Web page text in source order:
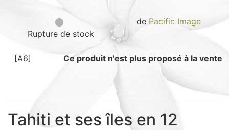
Vanille de Tahiti (26)
Soins et beauté (78)
Epicerie fine (72)
Sacs, Bijoux et Accessoires (33)
Rupture de stock
de Pacific Image
[A6] Ce produit n'est plus proposé à la vente
Tahiti et ses îles en 12